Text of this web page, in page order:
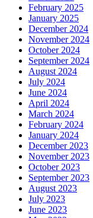
February 2025
January 2025
December 2024
November 2024
October 2024
September 2024
August 2024
July 2024
June 2024
April 2024
March 2024
February 2024
January 2024
December 2023
November 2023
October 2023
September 2023
August 2023
July 2023
June 2023